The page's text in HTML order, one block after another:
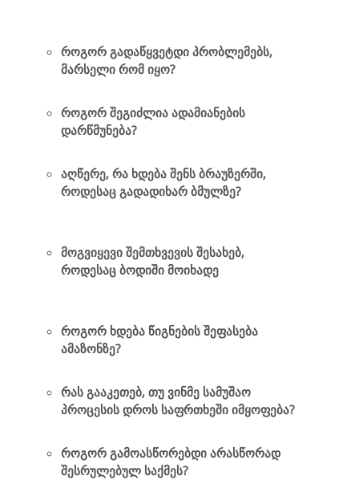
როგორ გადაწყვეტდი პრობლემებს,
მარსელი რომ იყო?
როგორ შეგიძლია ადამიანების
დარწმუნება?
აღწერე, რა ხდება შენს ბრაუზერში,
როდესაც გადადიხარ ბმულზე?
მოგვიყევი შემთხვევის შესახებ,
როდესაც ბოდიში მოიხადე
როგორ ხდება წიგნების შეფასება
ამაზონზე?
რას გააკეთებ, თუ ვინმე სამუშაო
პროცესის დროს საფრთხეში იმყოფება?
როგორ გამოასწორებდი არასწორად
შესრულებულ საქმეს?